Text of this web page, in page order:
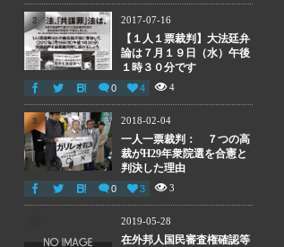
2017-07-16
【１人１票裁判】大法廷弁
論は７月１９日（水）午後
１時３０分です
0 4 4
2
2018-02-04
一人一票裁判： ７つの高
裁がH29年衆院選を合憲と
判決した理由
0 3 3
3
2019-05-28
在外邦人国民審査権確認等